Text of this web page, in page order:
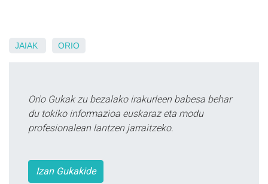
JAIAK ORIO
Orio Gukak zu bezalako irakurleen babesa behar
du tokiko informazioa euskaraz eta modu
profesionalean lantzen jarraitzeko.
Izan Gukakide